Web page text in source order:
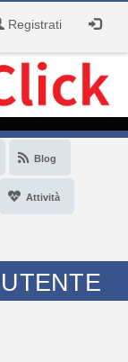
Registrati
Blog
Attività